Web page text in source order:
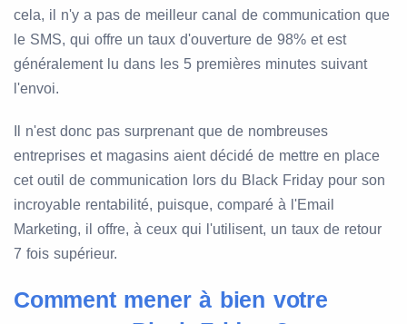
cela, il n'y a pas de meilleur canal de communication que
le SMS, qui offre un taux d'ouverture de 98% et est
généralement lu dans les 5 premières minutes suivant
l'envoi.
Il n'est donc pas surprenant que de nombreuses
entreprises et magasins aient décidé de mettre en place
cet outil de communication lors du Black Friday pour son
incroyable rentabilité, puisque, comparé à l'Email
Marketing, il offre, à ceux qui l'utilisent, un taux de retour
7 fois supérieur.
Comment mener à bien votre